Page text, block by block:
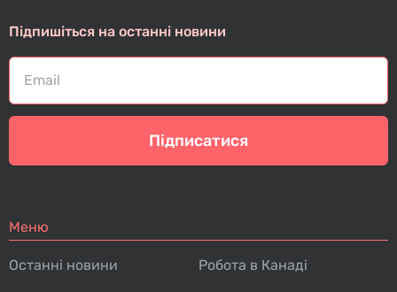
Підпишіться на останні новини
Підписатися
Меню
Останні новини Робота в Канаді